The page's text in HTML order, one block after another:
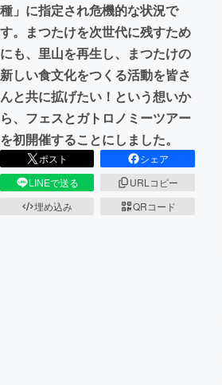
CAMPFIREふるさと納税
種」に指定され危機的な状況で
す。まつたけを次世代に残すため
にも、里山を再生し、まつたけの
新しい食文化をつくる活動を皆さ
んと共に拡げたい！という想いか
ら、フェスとガトロノミーツアー
を初開催することにしました。
ポスト
シェア
LINEで送る
URLコピー
埋め込み
QRコード